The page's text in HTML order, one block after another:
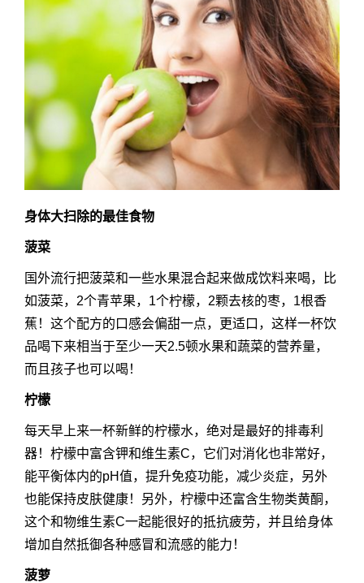
身体大扫除的最佳食物
菠菜
国外流行把菠菜和一些水果混合起来做成饮料来喝，比
如菠菜，2个青苹果，1个柠檬，2颗去核的枣，1根香
蕉！这个配方的口感会偏甜一点，更适口，这样一杯饮
品喝下来相当于至少一天2.5顿水果和蔬菜的营养量，
而且孩子也可以喝！
柠檬
每天早上来一杯新鲜的柠檬水，绝对是最好的排毒利
器！柠檬中富含钾和维生素C，它们对消化也非常好，
能平衡体内的pH值，提升免疫功能，减少炎症，另外
也能保持皮肤健康！另外，柠檬中还富含生物类黄酮，
这个和物维生素C一起能很好的抵抗疲劳，并且给身体
增加自然抵御各种感冒和流感的能力！
菠萝